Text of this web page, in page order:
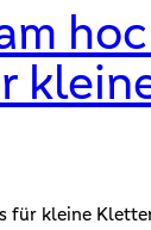
für kleine